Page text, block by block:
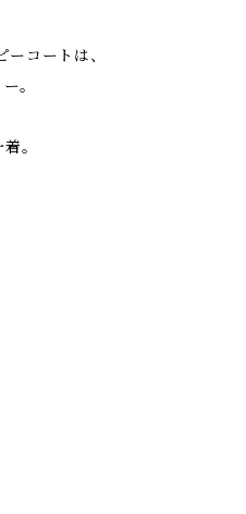
コートは、
。
。